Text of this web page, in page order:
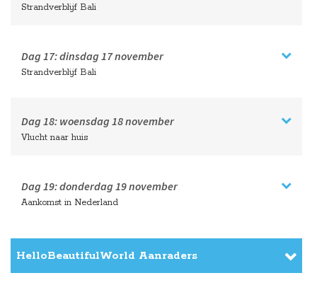
Strandverblijf Bali
Dag 17:dinsdag 17 november
Strandverblijf Bali
Dag 18: woensdag 18 november
Vlucht naar huis
Dag 19:donderdag 19 november
Aankomst in Nederland
HelloBeautifulWorld Aanraders